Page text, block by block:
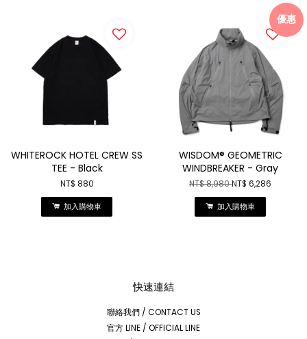
WHITEROCK HOTEL CREW SS
TEE - Black
NT$ 880
加入購物車
優惠
WISDOM® GEOMETRIC
WINDBREAKER - Gray
NT$ 8,980NT$ 6,286
加入購物車
快速連結
聯絡我們 / CONTACT US
官方 LINE / OFFICIAL LINE